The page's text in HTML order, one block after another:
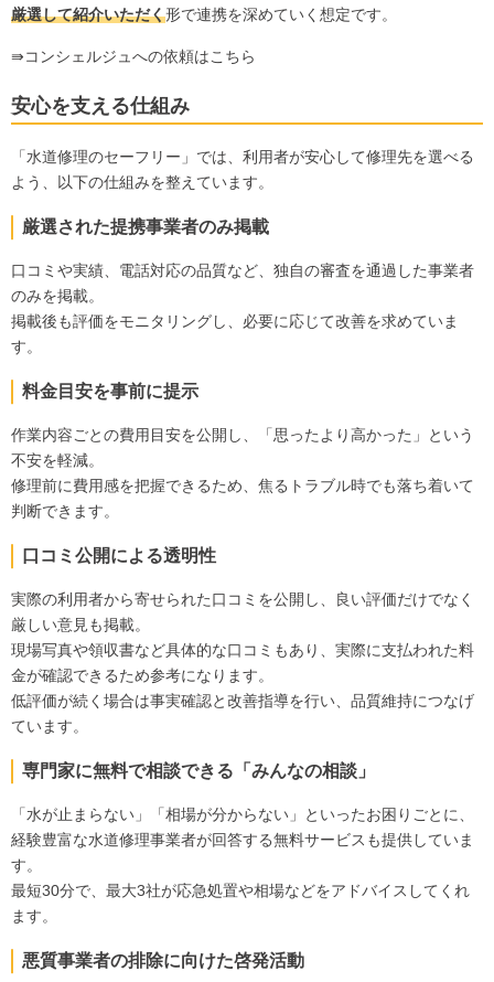
厳選して紹介いただく形で連携を深めていく想定です。
⇛コンシェルジュへの依頼はこちら
安心を支える仕組み
「水道修理のセーフリー」では、利用者が安心して修理先を選べる
よう、以下の仕組みを整えています。
厳選された提携事業者のみ掲載
口コミや実績、電話対応の品質など、独自の審査を通過した事業者
のみを掲載。
掲載後も評価をモニタリングし、必要に応じて改善を求めていま
す。
料金目安を事前に提示
作業内容ごとの費用目安を公開し、「思ったより高かった」という
不安を軽減。
修理前に費用感を把握できるため、焦るトラブル時でも落ち着いて
判断できます。
口コミ公開による透明性
実際の利用者から寄せられた口コミを公開し、良い評価だけでなく
厳しい意見も掲載。
現場写真や領収書など具体的な口コミもあり、実際に支払われた料
金が確認できるため参考になります。
低評価が続く場合は事実確認と改善指導を行い、品質維持につなげ
ています。
専門家に無料で相談できる「みんなの相談」
「水が止まらない」「相場が分からない」といったお困りごとに、
経験豊富な水道修理事業者が回答する無料サービスも提供していま
す。
最短30分で、最大3社が応急処置や相場などをアドバイスしてくれ
ます。
悪質事業者の排除に向けた啓発活動